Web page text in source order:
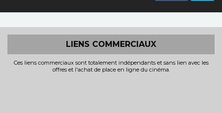
LIENS COMMERCIAUX
Ces liens commerciaux sont totalement indépendants et sans lien avec les
offres et l'achat de place en ligne du cinéma.